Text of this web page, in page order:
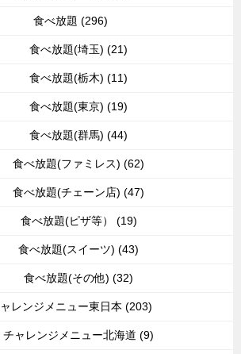
食べ放題 (296)
食べ放題(埼玉) (21)
食べ放題(栃木) (11)
食べ放題(東京) (19)
食べ放題(群馬) (44)
食べ放題(ファミレス) (62)
食べ放題(チェーン店) (47)
食べ放題(ピザ等） (19)
食べ放題(スイーツ) (43)
食べ放題(その他) (32)
レンジメニュー東日本 (203)
チャレンジメニュー北海道 (9)